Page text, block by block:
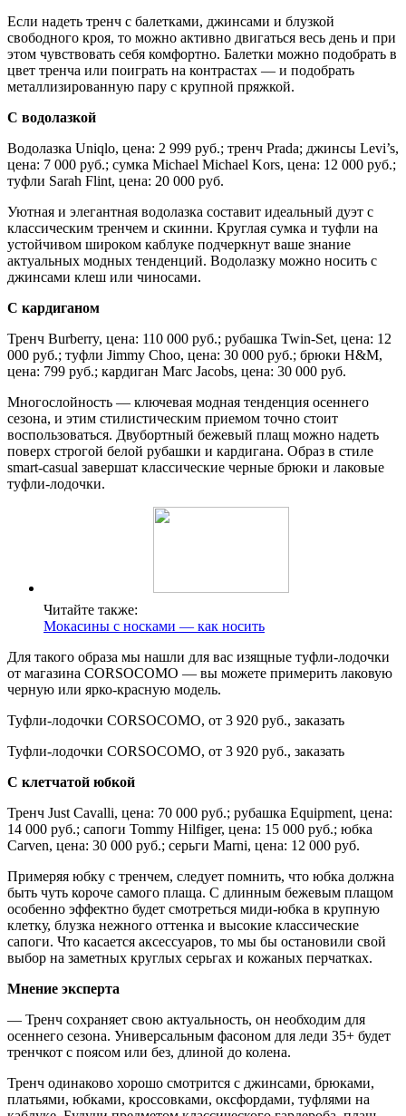
Если надеть тренч с балетками, джинсами и блузкой
свободного кроя, то можно активно двигаться весь день и при
этом чувствовать себя комфортно. Балетки можно подобрать в
цвет тренча или поиграть на контрастах — и подобрать
металлизированную пару с крупной пряжкой.
С водолазкой
Водолазка Uniqlo, цена: 2 999 руб.; тренч Prada; джинсы Levi’s,
цена: 7 000 руб.; сумка Michael Michael Kors, цена: 12 000 руб.;
туфли Sarah Flint, цена: 20 000 руб.
Уютная и элегантная водолазка составит идеальный дуэт с
классическим тренчем и скинни. Круглая сумка и туфли на
устойчивом широком каблуке подчеркнут ваше знание
актуальных модных тенденций. Водолазку можно носить с
джинсами клеш или чиносами.
С кардиганом
Тренч Burberry, цена: 110 000 руб.; рубашка Twin-Set, цена: 12
000 руб.; туфли Jimmy Choo, цена: 30 000 руб.; брюки H&M,
цена: 799 руб.; кардиган Marc Jacobs, цена: 30 000 руб.
Многослойность — ключевая модная тенденция осеннего
сезона, и этим стилистическим приемом точно стоит
воспользоваться. Двубортный бежевый плащ можно надеть
поверх строгой белой рубашки и кардигана. Образ в стиле
smart-casual завершат классические черные брюки и лаковые
туфли-лодочки.
Читайте также:
Мокасины с носками — как носить
Для такого образа мы нашли для вас изящные туфли-лодочки
от магазина CORSOCOMO — вы можете примерить лаковую
черную или ярко-красную модель.
Туфли-лодочки CORSOCOMO, от 3 920 руб., заказать​
Туфли-лодочки CORSOCOMO, от 3 920 руб., заказать​
С клетчатой юбкой
Тренч Just Cavalli, цена: 70 000 руб.; рубашка Equipment, цена:
14 000 руб.; сапоги Tommy Hilfiger, цена: 15 000 руб.; юбка
Carven, цена: 30 000 руб.; серьги Marni, цена: 12 000 руб.
Примеряя юбку с тренчем, следует помнить, что юбка должна
быть чуть короче самого плаща. С длинным бежевым плащом
особенно эффектно будет смотреться миди-юбка в крупную
клетку, блузка нежного оттенка и высокие классические
сапоги. Что касается аксессуаров, то мы бы остановили свой
выбор на заметных круглых серьгах и кожаных перчатках.
Мнение эксперта
— Тренч сохраняет свою актуальность, он необходим для
осеннего сезона. Универсальным фасоном для леди 35+ будет
тренчкот с поясом или без, длиной до колена.
Тренч одинаково хорошо смотрится с джинсами, брюками,
платьями, юбками, кроссовками, оксфордами, туфлями на